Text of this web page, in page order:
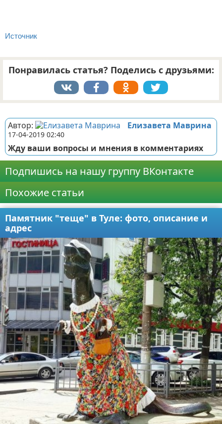
Источник
Понравилась статья? Поделись с друзьями:
Автор: Елизавета Маврина
17-04-2019 02:40
Жду ваши вопросы и мнения в комментариях
Подпишись на нашу группу ВКонтакте
Похожие статьи
Памятник "теще" в Туле: фото, описание и
адрес